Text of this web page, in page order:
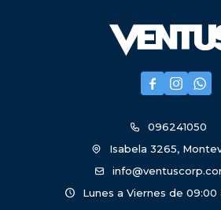
  
096241050
Isabela 3265,
Lunes a Viernes de 09:00